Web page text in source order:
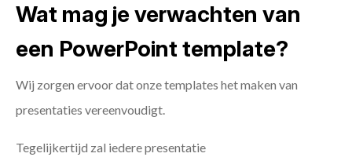
Wat mag je verwachten van
een PowerPoint template?
Wij zorgen ervoor dat onze templates het maken van
presentaties vereenvoudigt.
Tegelijkertijd zal iedere presentatie